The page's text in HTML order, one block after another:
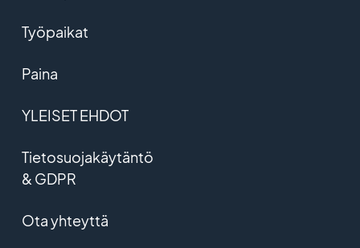
Työpaikat
Paina
YLEISET EHDOT
Tietosuojakäytäntö
& GDPR
Ota yhteyttä